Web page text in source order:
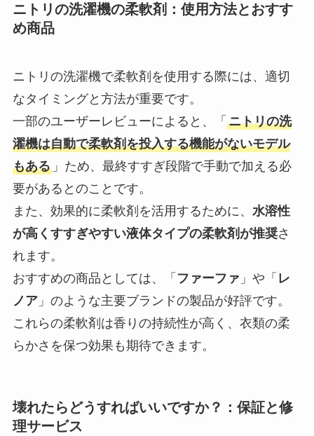
ニトリの洗濯機の柔軟剤：使用方法とおすす
め商品
ニトリの洗濯機で柔軟剤を使用する際には、適切
なタイミングと方法が重要です。
一部のユーザーレビューによると、「 ニトリの洗
濯機は自動で柔軟剤を投入する機能がないモデル
もある」ため、最終すすぎ段階で手動で加える必
要があるとのことです。
また、効果的に柔軟剤を活用するために、 水溶性
が高くすすぎやすい液体タイプの柔軟剤が推奨さ
れます。
おすすめの商品としては、「 ファーファ 」や「 レ
ノア」のような主要ブランドの製品が好評です。
これらの柔軟剤は香りの持続性が高く、衣類の柔
らかさを保つ効果も期待できます。
壊れたらどうすればいいですか？：保証と修
理サービス